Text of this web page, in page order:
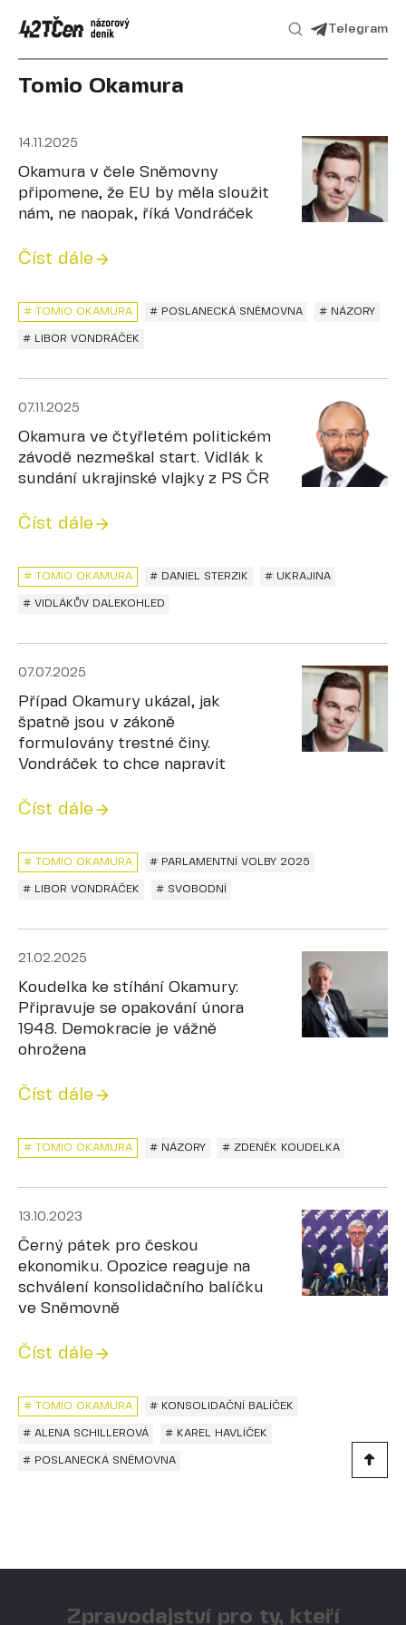
Telegram
Tomio Okamura
14.11.2025
Okamura v čele Sněmovny
připomene, že EU by měla sloužit
nám, ne naopak, říká Vondráček
Číst dále
# POSLANECKÁ SNĚMOVNA # NÁZORY
# TOMIO OKAMURA
# LIBOR VONDRÁČEK
07.11.2025
Okamura ve čtyřletém politickém
závodě nezmeškal start. Vidlák k
sundání ukrajinské vlajky z PS ČR
Číst dále
# DANIEL STERZIK # UKRAJINA
# TOMIO OKAMURA
# VIDLÁKŮV DALEKOHLED
07.07.2025
Případ Okamury ukázal, jak
špatně jsou v zákoně
formulovány trestné činy.
Vondráček to chce napravit
Číst dále
# TOMIO OKAMURA # PARLAMENTNÍ VOLBY 2025
# LIBOR VONDRÁČEK # SVOBODNÍ
21.02.2025
Koudelka ke stíhání Okamury:
Připravuje se opakování února
1948. Demokracie je vážně
ohrožena
Číst dále
# TOMIO OKAMURA # NÁZORY # ZDENĚK KOUDELKA
13.10.2023
Černý pátek pro českou
ekonomiku. Opozice reaguje na
schválení konsolidačního balíčku
ve Sněmovně
Číst dále
# KONSOLIDAČNÍ BALÍČEK
# ALENA SCHILLEROVÁ # KAREL HAVLÍČEK
# TOMIO OKAMURA
# POSLANECKÁ SNĚMOVNA
Zpravodajství pro ty, kteří